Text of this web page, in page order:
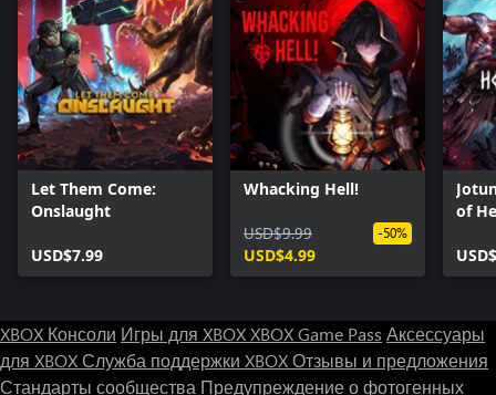
Let Them Come:
Onslaught
USD$7.99
Whacking Hell!
USD$9.99
USD$4.99
-50%
of
XBOX Консоли Игры для XBOXXBOX Game Pass Аксессуары
для XBOXСлужба поддержки XBOXОтзывы и предложения
Стандарты сообщества Предупреждение о фотогенных